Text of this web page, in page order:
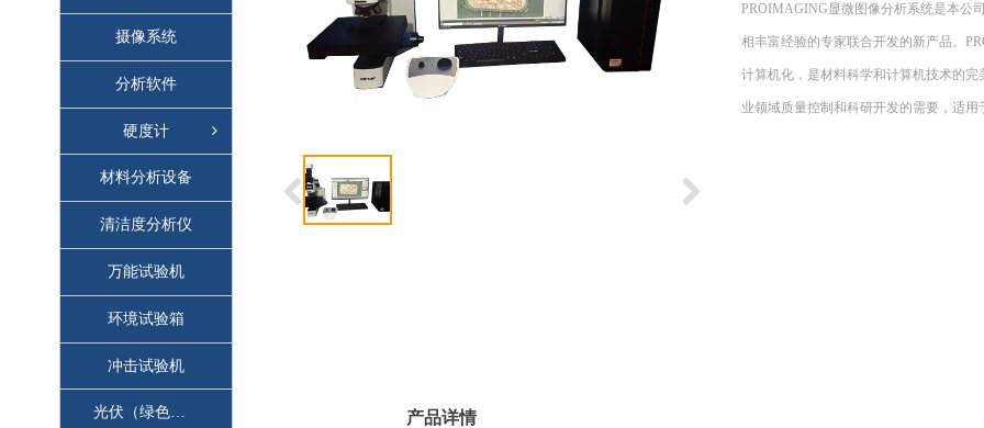
摄像系统
分析软件
硬度计
材料分析设备
清洁度分析仪
万能试验机
环境试验箱
冲击试验机
光伏（绿色能源）
PROIMAGING显微图像分析系统是本公
相丰富经验的专家联合开发的新产品。
计算机化，是材料科学和计算机技术的
业领域质量控制和科研开发的需要，适
产品详情